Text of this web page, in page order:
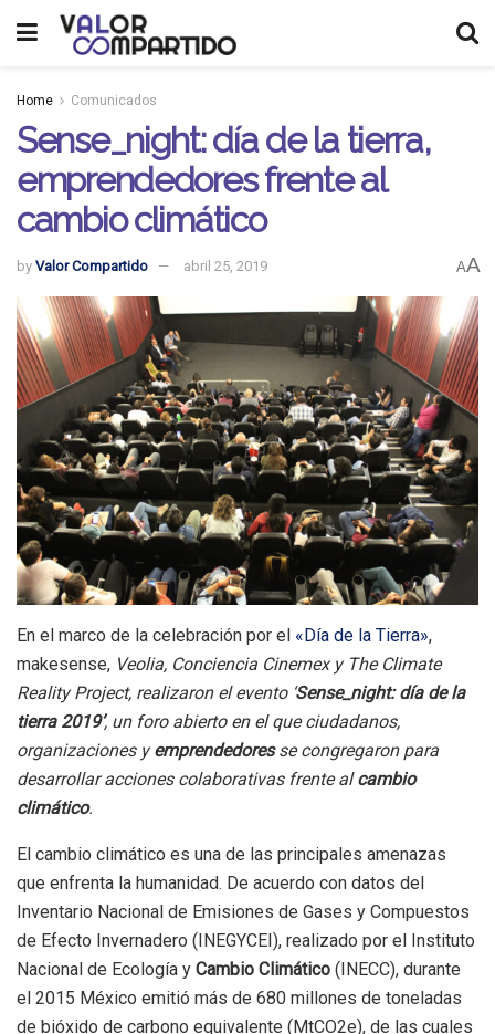
Home Comunicados
Sense_night: día de la tierra,
emprendedores frente al
cambio climático
by Valor Compartido abril 25, 2019 AA
En el marco de la celebración por el «Día de la Tierra»,
makesense, Veolia, Conciencia Cinemex y The Climate
Reality Project, realizaron el evento ‘ Sense_night: día de la
tierra 2019’, un foro abierto en el que ciudadanos,
organizaciones yemprendedoresse congregaron para
desarrollar acciones colaborativas frente alcambio
climático.
El cambio climático es una de las principales amenazas
que enfrenta la humanidad. De acuerdo con datos del
Inventario Nacional de Emisiones de Gases y Compuestos
de Efecto Invernadero (INEGYCEI), realizado por el Instituto
Nacional de Ecología y Cambio Climático (INECC), durante
el 2015 México emitió más de 680 millones de toneladas
de bióxido de carbono equivalente (MtCO2e), de las cuales